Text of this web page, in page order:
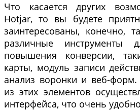
Что касается других
Hotjar, то вы будете
заинтересованы, конечно,
различные инструменты
повышения конверсии,
карты, модуль записи
анализ воронки и веб-
из этих элементов
интерфейса, что очень